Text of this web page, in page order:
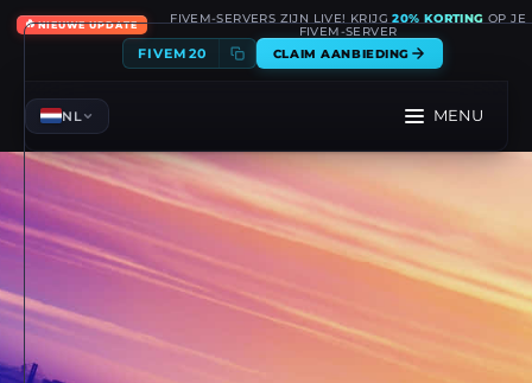
🔥NIEUWE UPDATE FIVEM-SERVERS ZIJN LIVE! KRIJG20% KORTING OP JE
FIVEM-SERVER
FIVEM20 CLAIM AANBIEDING
NL MENU